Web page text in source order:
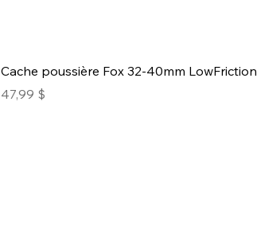
Cache poussière Fox 32-40mm LowFriction
Prix
47,99 $